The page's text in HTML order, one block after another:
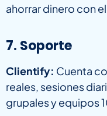
ahorrar dinero con
7. Soporte
Clientify: Cuenta
reales, sesiones
grupales y equipos